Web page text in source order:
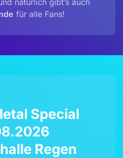
für alle Fans!
Special
Regen